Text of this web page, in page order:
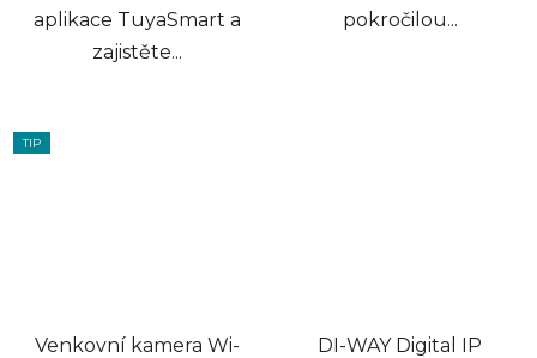
aplikace TuyaSmart a
zajistěte...
pokročilou...
TIP
Venkovní kamera Wi-
DI-WAY Digital IP